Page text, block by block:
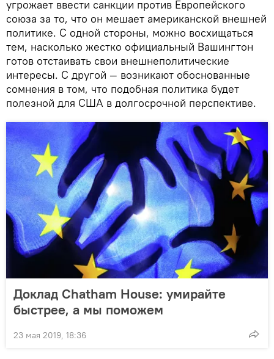
угрожает ввести санкции против Европейского
союза за то, что он мешает американской внешней
политике. С одной стороны, можно восхищаться
тем, насколько жестко официальный Вашингтон
готов отстаивать свои внешнеполитические
интересы. С другой — возникают обоснованные
сомнения в том, что подобная политика будет
полезной для США в долгосрочной перспективе.
Доклад Chatham House: умирайте
быстрее, а мы поможем
23 мая 2019, 18:36